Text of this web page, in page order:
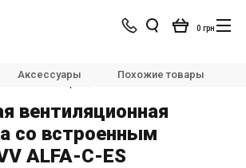
0 грн
🌀Вентиляционные установки
вентиляции
Аксессуары Похожие товары
вентиляционная
со встроенным
ALFA-C-ES